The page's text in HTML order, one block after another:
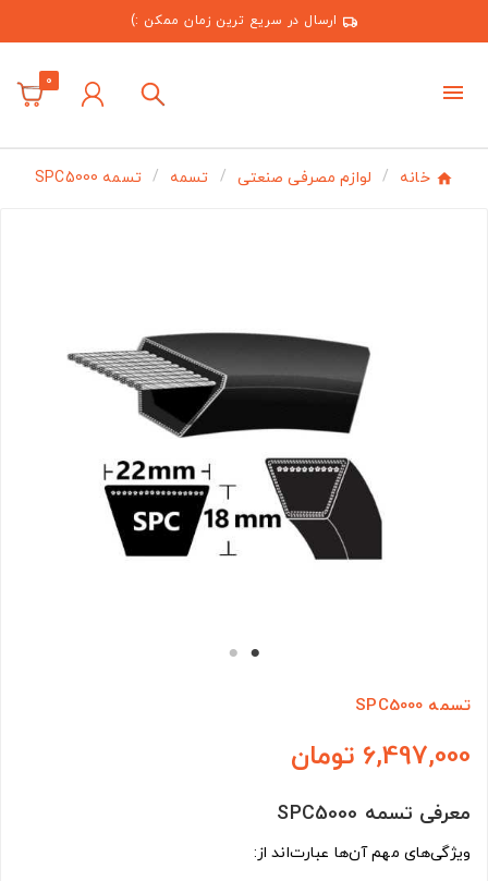
ارسال در سریع ترین زمان ممکن :)
0
خانه لوازم مصرفی صنعتی تسمه تسمه SPC5000
تسمه SPC5000
6,497,000 تومان
معرفی تسمه SPC5000
ویژگی‌های مهم آن‌ها عبارت‌اند از: